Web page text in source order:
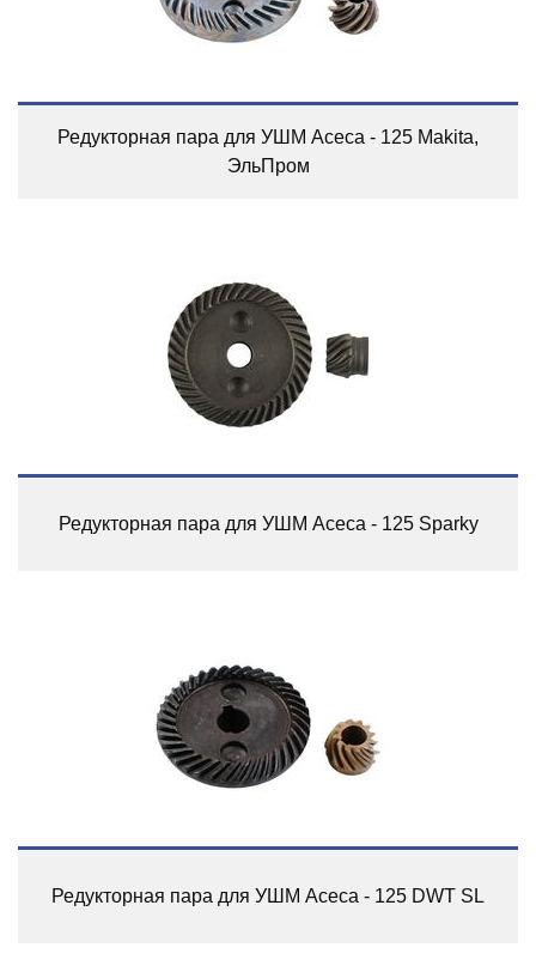
Редукторная пара для УШМ Асеса - 125 Makita,
ЭльПром
Редукторная пара для УШМ Асеса - 125 Sparky
Редукторная пара для УШМ Асеса - 125 DWT SL